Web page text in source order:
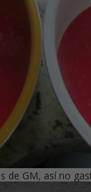
de GM, así no